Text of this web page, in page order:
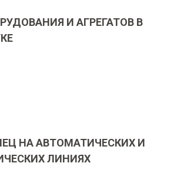
И АГРЕГАТОВ В
НА АВТОМАТИЧЕСКИХ И
ЛИНИЯХ